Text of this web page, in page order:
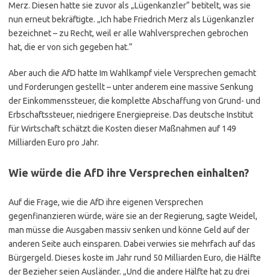
Merz. Diesen hatte sie zuvor als „Lügenkanzler“ betitelt, was sie
nun erneut bekräftigte. „Ich habe Friedrich Merz als Lügenkanzler
bezeichnet – zu Recht, weil er alle Wahlversprechen gebrochen
hat, die er von sich gegeben hat.“
Aber auch die AfD hatte Im Wahlkampf viele Versprechen gemacht
und Forderungen gestellt – unter anderem eine massive Senkung
der Einkommenssteuer, die komplette Abschaffung von Grund- und
Erbschaftssteuer, niedrigere Energiepreise. Das deutsche Institut
für Wirtschaft schätzt die Kosten dieser Maßnahmen auf 149
Milliarden Euro pro Jahr.
Wie würde die AfD ihre Versprechen einhalten?
Auf die Frage, wie die AfD ihre eigenen Versprechen
gegenfinanzieren würde, wäre sie an der Regierung, sagte Weidel,
man müsse die Ausgaben massiv senken und könne Geld auf der
anderen Seite auch einsparen. Dabei verwies sie mehrfach auf das
Bürgergeld. Dieses koste im Jahr rund 50 Milliarden Euro, die Hälfte
der Bezieher seien Ausländer. „Und die andere Hälfte hat zu drei